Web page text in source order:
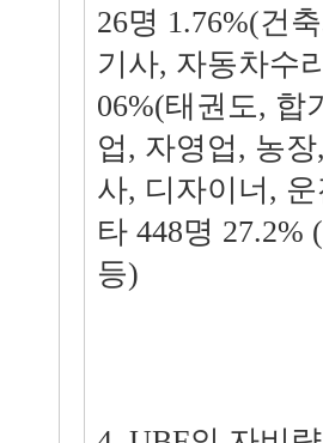
26명 1.76%(건
기사, 자동차수
06%(태권도, 합
업, 자영업, 농
사, 디자이너,
타 448명
등)